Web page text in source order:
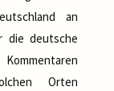
an
die deutsche
Orten